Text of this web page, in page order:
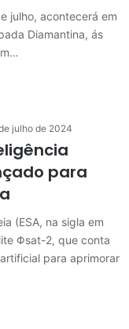
julho, acontecerá em
Diamantina, ás
julho de 2024
para
(ESA, na sigla em
Φsat-2, que conta
para aprimorar